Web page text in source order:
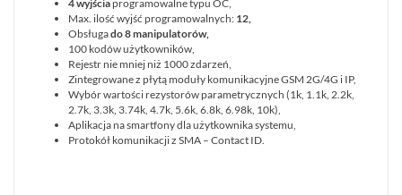
SYSTEMY
WIDEODOMOFONY
DOMOFONY
KONTROLA
DOSTĘPU
INTELIGENTNY
4 wyjściaprogramowalne typu OC,
Max. ilość wyjść programowalnych: 12,
Obsługado 8 manipulatorów,
100 kodów użytkowników,
Rejestr nie mniej niż 1000 zdarzeń,
Zintegrowane z płytą moduły komunikacyjne GSM 2G/4G i IP,
Wybór wartości rezystorów parametrycznych (1k, 1.1k, 2.2k,
2.7k, 3.3k, 3.74k, 4.7k, 5.6k, 6.8k, 6.98k, 10k),
Aplikacja na smartfony dla użytkownika systemu,
Protokół komunikacji z SMA – Contact ID.